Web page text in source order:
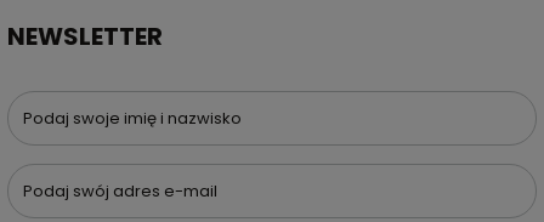
NEWSLETTER
Podaj swoje imię i nazwisko
Podaj swój adres e-mail